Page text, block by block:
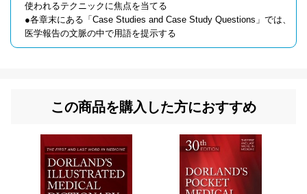
使われるテクニックに焦点を当てる
●各章末にある「Case Studies and Case Study Questions」では、
医学報告の文脈の中で用語を提示する
この商品を購入した方におすすめ